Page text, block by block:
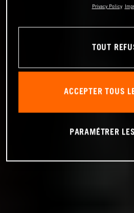
Privacy Policy
TOUT
ACCEPTER TOUS
PARAMÉTRER